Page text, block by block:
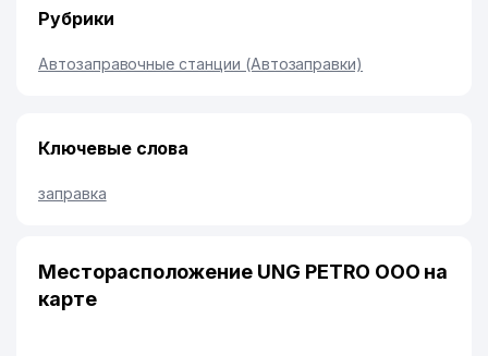
Рубрики
Автозаправочные станции (Автозаправки)
Ключевые слова
заправка
Месторасположение UNG PETRO ООО на
карте